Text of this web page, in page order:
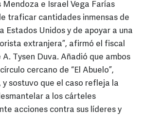
Mendoza e Israel Vega Farías
traficar cantidades inmensas de
Estados Unidos y de apoyar a una
extranjera”, afirmó el fiscal
Tysen Duva. Añadió que ambos
cercano de “El Abuelo”,
y sostuvo que el caso refleja la
a los cárteles
acciones contra sus líderes y